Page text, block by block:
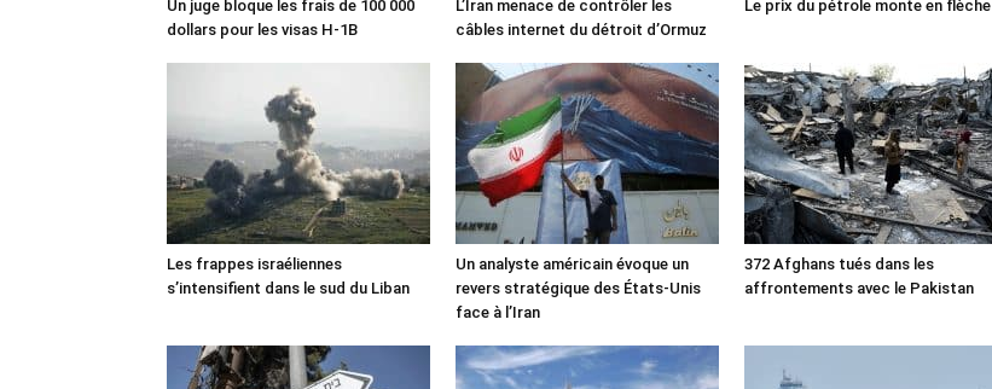
Un juge bloque les frais de 100 000
dollars pour les visas H-1B
L’Iran menace de contrôler les
câbles internet du détroit d’Ormuz
Le prix du pétrole monte en flèche
Les frappes israéliennes
s’intensifient dans le sud du Liban
Un analyste américain évoque un
revers stratégique des États-Unis
face à l’Iran
372 Afghans tués dans les
affrontements avec le Pakistan